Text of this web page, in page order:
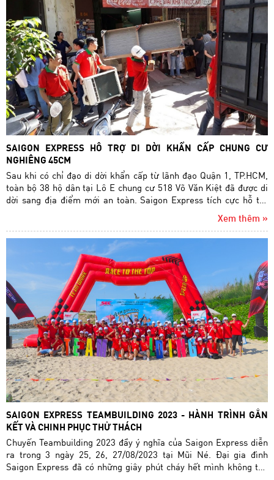
SAIGON EXPRESS HỖ TRỢ DI DỜI KHẨN CẤP CHUNG CƯ
NGHIÊNG 45CM
Sau khi có chỉ đạo di dời khẩn cấp từ lãnh đạo Quận 1, TP.HCM,
toàn bộ 38 hộ dân tại Lô E chung cư 518 Võ Văn Kiệt đã được di
dời sang địa điểm mới an toàn. Saigon Express tích cực hỗ trợ
Xem thêm »
SAIGON EXPRESS TEAMBUILDING 2023 - HÀNH TRÌNH GẮN
KẾT VÀ CHINH PHỤC THỬ THÁCH
Chuyến Teambuilding 2023 đầy ý nghĩa của Saigon Express diễn
ra trong 3 ngày 25, 26, 27/08/2023 tại Mũi Né. Đại gia đình
Saigon Express đã có những giây phút cháy hết mình không thể